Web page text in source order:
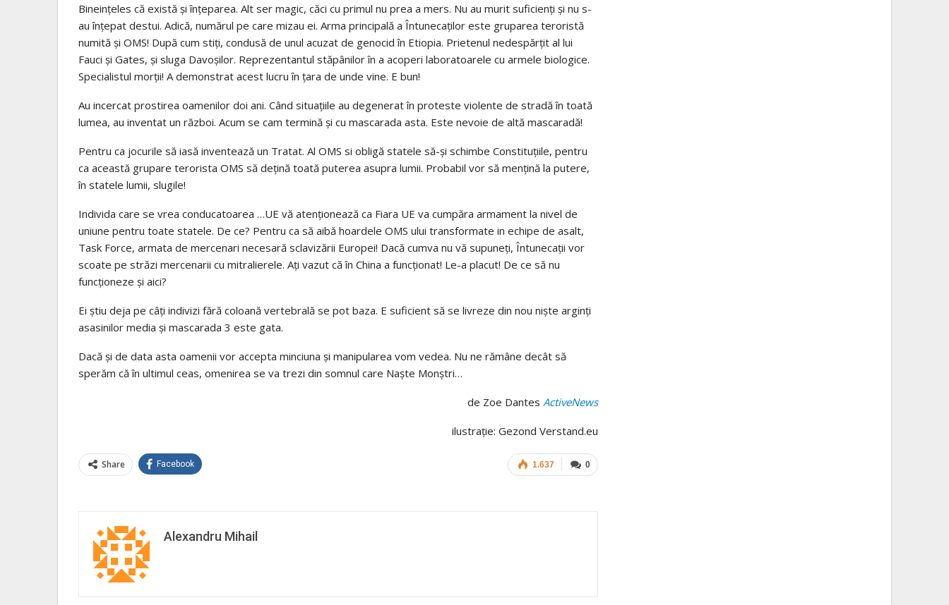
Bineințeles că există și înțeparea. Alt ser magic, căci cu primul nu prea a mers. Nu au murit suficienți și nu s-
au înțepat destui. Adică, numărul pe care mizau ei. Arma principală a Întunecaților este gruparea teroristă
numită și OMS! După cum stiți, condusă de unul acuzat de genocid în Etiopia. Prietenul nedespărțit al lui
Fauci și Gates, și sluga Davoșilor. Reprezentantul stăpânilor în a acoperi laboratoarele cu armele biologice.
Specialistul morții! A demonstrat acest lucru în țara de unde vine. E bun!
Au incercat prostirea oamenilor doi ani. Când situațiile au degenerat în proteste violente de stradă în toată
lumea, au inventat un război. Acum se cam termină și cu mascarada asta. Este nevoie de altă mascaradă!
Pentru ca jocurile să iasă inventează un Tratat. Al OMS si obligă statele să-și schimbe Constituțiile, pentru
ca această grupare terorista OMS să dețină toată puterea asupra lumii. Probabil vor să mențină la putere,
în statele lumii, slugile!
Individa care se vrea conducatoarea …UE vă atenționează ca Fiara UE va cumpăra armament la nivel de
uniune pentru toate statele. De ce? Pentru ca să aibă hoardele OMS ului transformate in echipe de asalt,
Task Force, armata de mercenari necesară sclavizării Europei! Dacă cumva nu vă supuneți, Întunecații vor
scoate pe străzi mercenarii cu mitralierele. Ați vazut că în China a funcționat! Le-a placut! De ce să nu
funcționeze și aici?
Ei știu deja pe câți indivizi fără coloană vertebrală se pot baza. E suficient să se livreze din nou niște arginți
asasinilor media și mascarada 3 este gata.
Dacă și de data asta oamenii vor accepta minciuna și manipularea vom vedea. Nu ne rămâne decât să
sperăm că în ultimul ceas, omenirea se va trezi din somnul care Naște Monștri…
de Zoe Dantes ActiveNews
ilustrație: Gezond Verstand.eu
0
1.637
Share Facebook
Alexandru Mihail